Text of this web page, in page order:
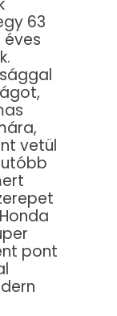
63
éves
vetül
pont